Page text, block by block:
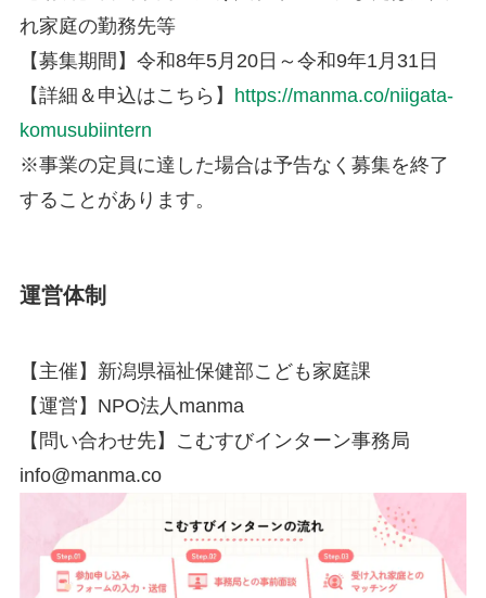
れ家庭の勤務先等
【募集期間】令和8年5月20日～令和9年1月31日
【詳細＆申込はこちら】
https://manma.co/niigata-
komusubiintern
※事業の定員に達した場合は予告なく募集を終了
することがあります。
運営体制
【主催】新潟県福祉保健部こども家庭課
【運営】NPO法人manma
【問い合わせ先】こむすびインターン事務局
info@manma.co